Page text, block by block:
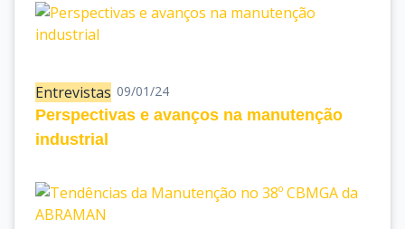
Entrevistas 09/01/24
Perspectivas e avanços na manutenção
industrial